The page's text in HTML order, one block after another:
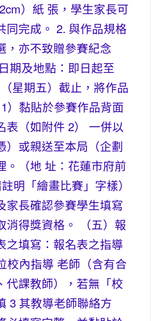
）紙 張，學生家長可
同完成。 2. 與作品規格
，亦不致贈參賽紀念
期及地點：即日起至
星期五）截止，將作品
）黏貼於參賽作品背面
表（如附件 2） 一併以
）或親送至本局（企劃
。（地 址：花蓮市府前
明「繪畫比賽」字樣）
家長確認參賽學生填寫
消得獎資格。 （五）報
之填寫：報名表之指導
校內指導 老師（含有合
代課教師），若無「校
3 其教導老師聯絡方